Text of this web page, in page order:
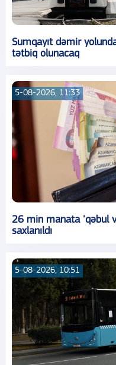
Sumqayıt dəmir
tətbiq olunacaq
5-08-2026, 11:33
26 min manata 'qəbul
saxlanıldı
5-08-2026, 10:51